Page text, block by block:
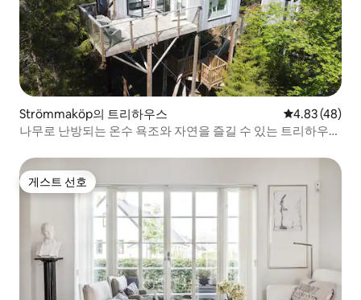
Strömmaköp의 트리하우스 평점 4.83점(5
4.83 (48)
나무로 난방되는 온수 욕조와 자연을 즐길 수 있는 트리하우스
게스트 선호
게스트 선호